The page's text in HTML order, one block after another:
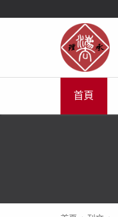
首頁